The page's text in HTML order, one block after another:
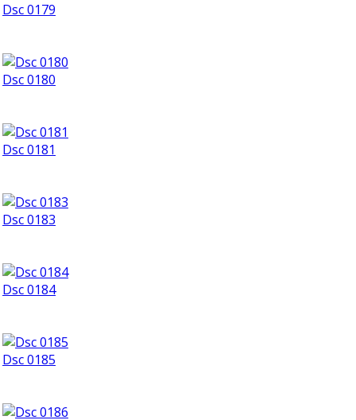
Dsc 0179
Dsc 0180
Dsc 0181
Dsc 0183
Dsc 0184
Dsc 0185